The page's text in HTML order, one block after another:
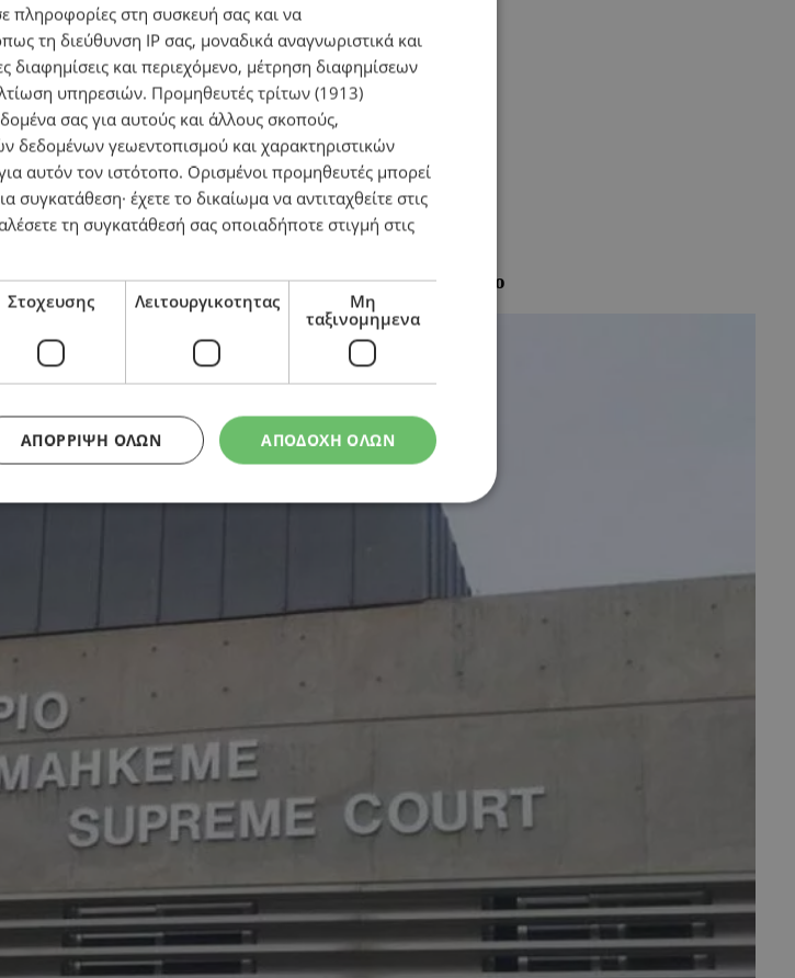
τεκμηρίων αποφάσισε το Ανώτατο Δικαστήριο
πληροφορίες στη συσκευή σας και να
τη διεύθυνση IP σας, μοναδικά αναγνωριστικά και
διαφημίσεις και περιεχόμενο, μέτρηση διαφημίσεων
υπηρεσιών. Προμηθευτές τρίτων (1913)
σας για αυτούς και άλλους σκοπούς,
δεδομένων γεωεντοπισμού και χαρακτηριστικών
αυτόν τον ιστότοπο. Ορισμένοι προμηθευτές μπορεί
συγκατάθεση· έχετε το δικαίωμα να αντιταχθείτε στις
τη συγκατάθεσή σας οποιαδήποτε στιγμή στις
Στοχευσης Λειτουργικοτητας
Μη
ταξινομημενα
ΑΠΟΔΟΧΗ ΟΛΩΝ
ΑΠΌΡΡΙΨΗ ΌΛΩΝ